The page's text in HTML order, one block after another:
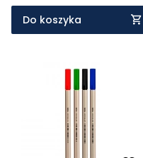
Do koszyka